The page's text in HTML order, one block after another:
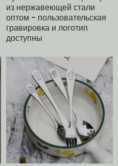
из нержавеющей стали
оптом - пользовательская
гравировка и логотип
доступны